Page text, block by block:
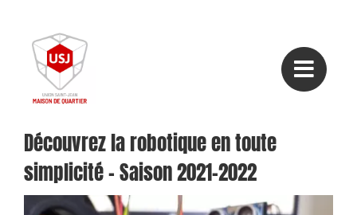
contenu
Découvrez la robotique en toute
simplicité – Saison 2021-2022